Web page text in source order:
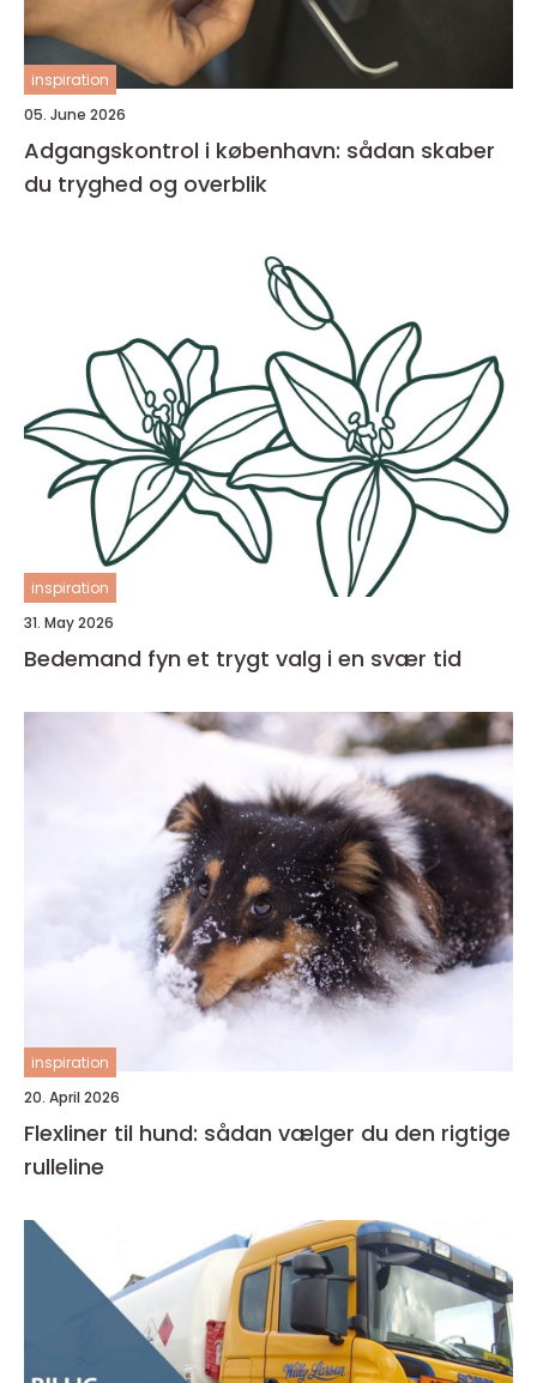
inspiration
05. June 2026
Adgangskontrol i københavn: sådan skaber
du tryghed og overblik
inspiration
31. May 2026
Bedemand fyn et trygt valg i en svær tid
inspiration
20. April 2026
Flexliner til hund: sådan vælger du den rigtige
rulleline